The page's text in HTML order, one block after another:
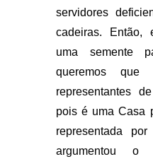
servidores
cadeiras. Então,
uma semente
queremos que
representantes
pois é uma Casa
representada
argumentou o